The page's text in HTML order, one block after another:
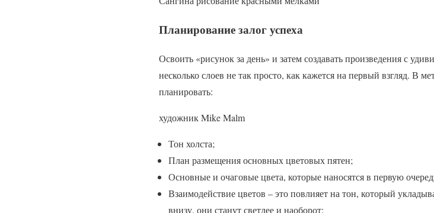
Планирование залог успеха
Освоить «рисунок за день» и затем создавать произведения с
несколько слоев не так просто, как кажется на первый взгляд. В
планировать:
художник Mike Malm
Тон холста;
План размещения основных цветовых пятен;
Основные и очаговые цвета, которые наносятся в первую
Взаимодействие цветов – это повлияет на тон, который
внизу, они станут светлее и наоборот;